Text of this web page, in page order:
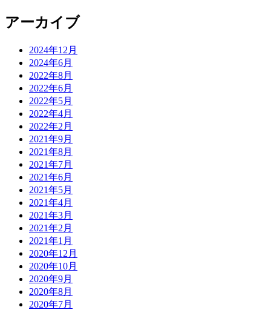
アーカイブ
2024年12月
2024年6月
2022年8月
2022年6月
2022年5月
2022年4月
2022年2月
2021年9月
2021年8月
2021年7月
2021年6月
2021年5月
2021年4月
2021年3月
2021年2月
2021年1月
2020年12月
2020年10月
2020年9月
2020年8月
2020年7月